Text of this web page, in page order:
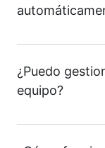
¿Puedo
equipo?